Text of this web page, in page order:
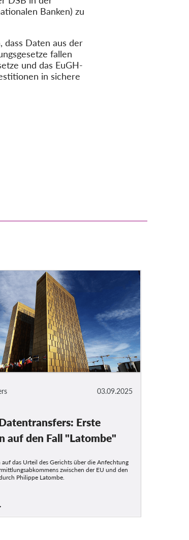
Banken) zu
dass Daten aus der
fallen
und das EuGH-
in sichere
03.09.2025
Erste
auf den Fall "Latombe"
auf das Urteil des Gerichts über die Anfechtung
zwischen der EU und den
Philippe Latombe.